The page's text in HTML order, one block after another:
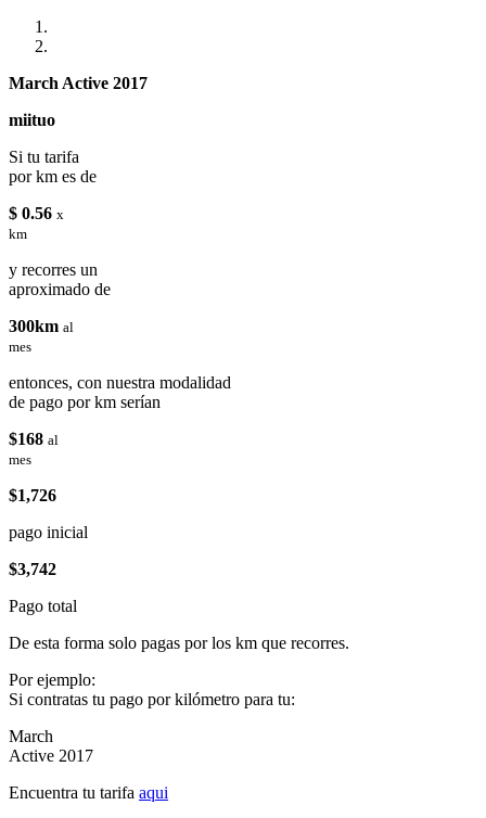
March Active 2017
miituo
Si tu tarifa
por km es de
$ 0.56 x
km
y recorres un
aproximado de
300km al
mes
entonces, con nuestra modalidad
de pago por km serían
$168 al
mes
$1,726
pago inicial
$3,742
Pago total
De esta forma solo pagas por los km que recorres.
Por ejemplo:
Si contratas tu pago por kilómetro para tu:
March
Active 2017
Encuentra tu tarifa aqui